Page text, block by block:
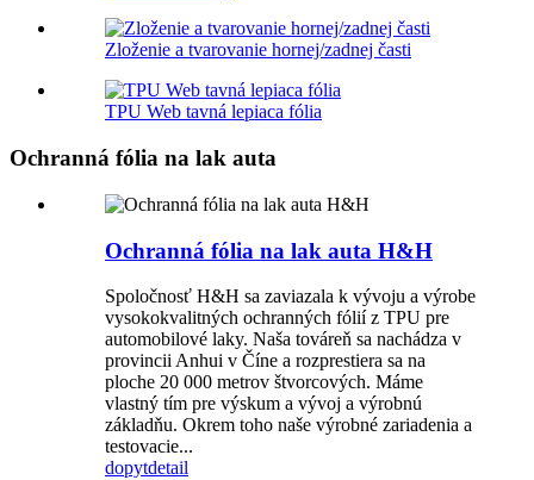
Zloženie a tvarovanie hornej/zadnej časti
TPU Web tavná lepiaca fólia
Ochranná fólia na lak auta
Ochranná fólia na lak auta H&H
Spoločnosť H&H sa zaviazala k vývoju a výrobe
vysokokvalitných ochranných fólií z TPU pre
automobilové laky. Naša továreň sa nachádza v
provincii Anhui v Číne a rozprestiera sa na
ploche 20 000 metrov štvorcových. Máme
vlastný tím pre výskum a vývoj a výrobnú
základňu. Okrem toho naše výrobné zariadenia a
testovacie...
dopytdetail